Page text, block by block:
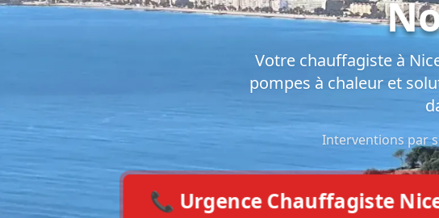
Votre chauffagiste à
pompes à chaleur et
Interventions par
📞 Urgence Chauffagiste